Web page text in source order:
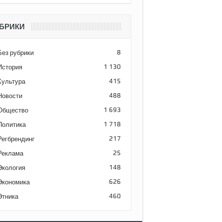
рубрики 8
1 130
415
488
1 693
1 718
217
25
148
626
460